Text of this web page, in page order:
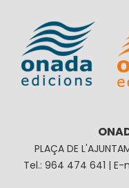
PLAÇA DE
Tel.: 964 474 641 |